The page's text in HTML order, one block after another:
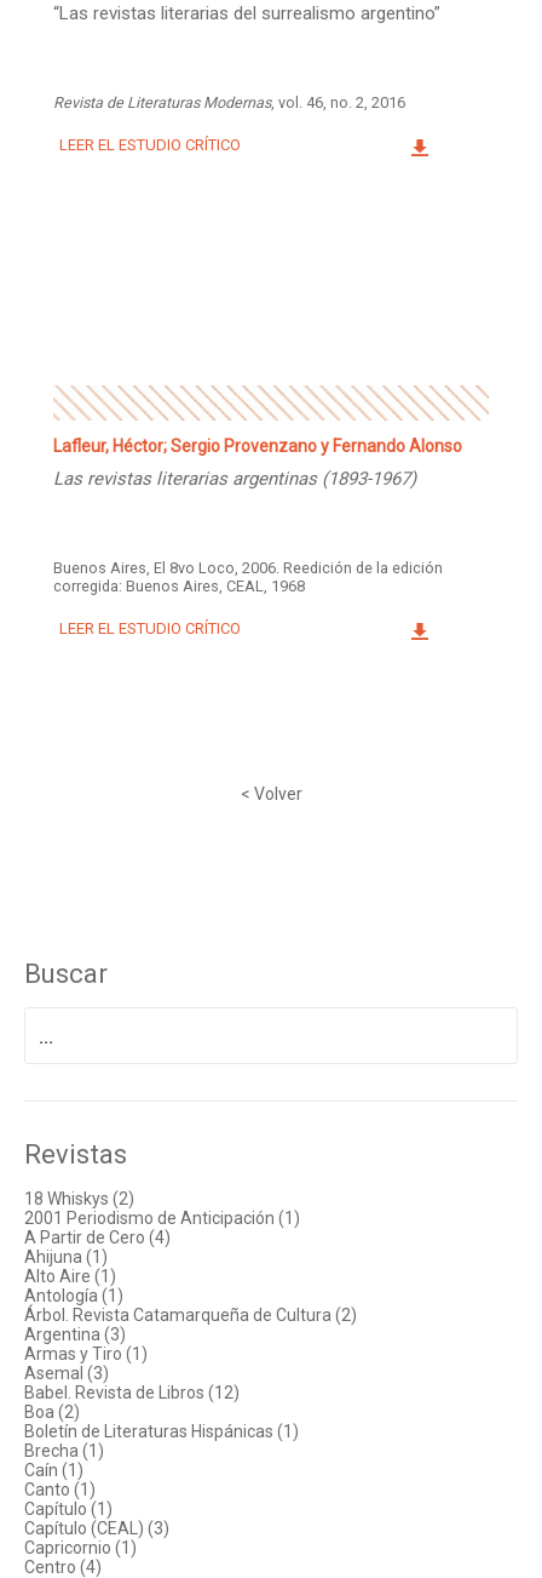
“Las revistas literarias del surrealismo argentino”
Revista de Literaturas Modernas, vol. 46, no. 2, 2016
LEER EL ESTUDIO CRÍTICO
Lafleur, Héctor; Sergio Provenzano y Fernando Alonso
Las revistas literarias argentinas (1893-1967)
Buenos Aires, El 8vo Loco, 2006. Reedición de la edición
corregida: Buenos Aires, CEAL, 1968
LEER EL ESTUDIO CRÍTICO
< Volver
Buscar
Revistas
18 Whiskys (2)
2001 Periodismo de Anticipación (1)
A Partir de Cero (4)
Ahijuna (1)
Alto Aire (1)
Antología (1)
Árbol. Revista Catamarqueña de Cultura (2)
Argentina (3)
Armas y Tiro (1)
Asemal (3)
Babel. Revista de Libros (12)
Boa (2)
Boletín de Literaturas Hispánicas (1)
Brecha (1)
Caín (1)
Canto (1)
Capítulo (1)
Capítulo (CEAL) (3)
Capricornio (1)
Centro (4)